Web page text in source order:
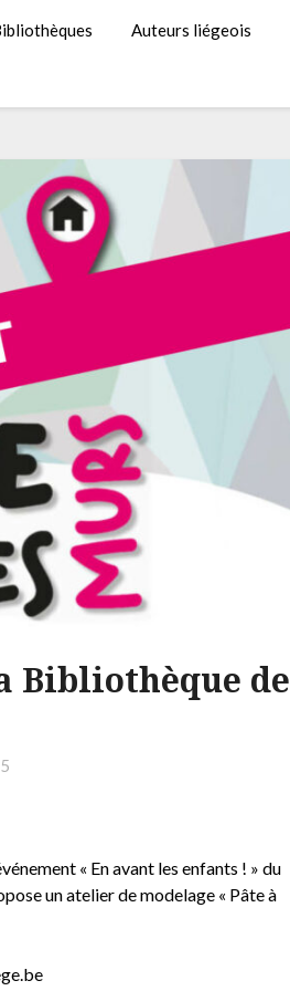
Auteurs liégeois
Bibliothèque de
« En avant les enfants ! » du
un atelier de modelage « Pâte à